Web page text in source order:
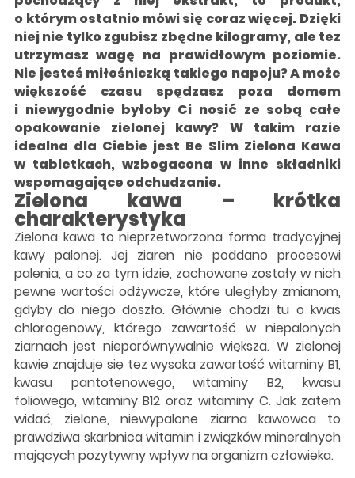
o którym ostatnio mówi się coraz więcej. Dzięki
niej nie tylko zgubisz zbędne kilogramy, ale tez
utrzymasz wagę na prawidłowym poziomie.
Nie jesteś miłośniczką takiego napoju? A może
większość czasu spędzasz poza domem
i niewygodnie byłoby Ci nosić ze sobą całe
opakowanie zielonej kawy? W takim razie
idealna dla Ciebie jest Be Slim Zielona Kawa
w tabletkach, wzbogacona w inne składniki
wspomagające odchudzanie.
Zielona kawa – krótka
charakterystyka
Zielona kawa to nieprzetworzona forma tradycyjnej
kawy palonej. Jej ziaren nie poddano procesowi
palenia, a co za tym idzie, zachowane zostały w nich
pewne wartości odżywcze, które uległyby zmianom,
gdyby do niego doszło. Głównie chodzi tu o kwas
chlorogenowy, którego zawartość w niepalonych
ziarnach jest nieporównywalnie większa. W zielonej
kawie znajduje się tez wysoka zawartość witaminy B1,
kwasu pantotenowego, witaminy B2, kwasu
foliowego, witaminy B12 oraz witaminy C. Jak zatem
widać, zielone, niewypalone ziarna kawowca to
prawdziwa skarbnica witamin i związków mineralnych
mających pozytywny wpływ na organizm człowieka.